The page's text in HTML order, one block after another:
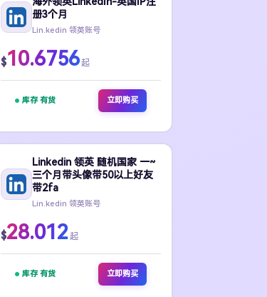
册3个月
Lin.kedin 领英账号
$10.6756起
库存 有货 立即购买
Linkedin 领英 随机国家 一~
三个月带头像带50以上好友
带2fa
Lin.kedin 领英账号
$28.012起
库存 有货 立即购买